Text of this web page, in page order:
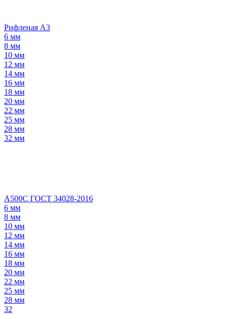
Рифленая А3
6 мм
8 мм
10 мм
12 мм
14 мм
16 мм
18 мм
20 мм
22 мм
25 мм
28 мм
32 мм
А500С ГОСТ 34028-2016
6 мм
8 мм
10 мм
12 мм
14 мм
16 мм
18 мм
20 мм
22 мм
25 мм
28 мм
32